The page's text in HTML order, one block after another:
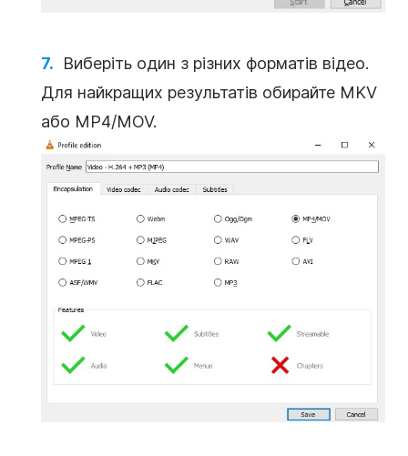
Виберіть один з різних форматів відео.
Для найкращих результатів обирайте MKV
або MP4/MOV.